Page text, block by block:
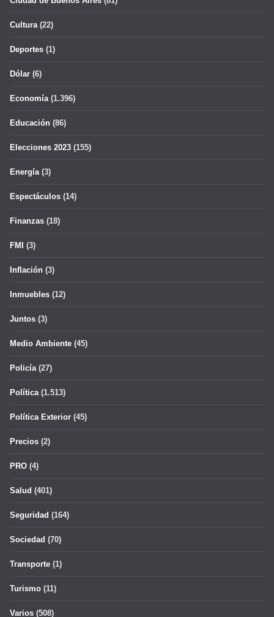
Cultura(22)
Deportes (1)
Dólar (6)
Economía(1.396)
Educación (86)
Elecciones 2023 (155)
Energía(3)
Espectáculos (14)
Finanzas (18)
FMI (3)
Inflación (3)
Inmuebles (12)
Juntos (3)
Medio Ambiente (45)
Policía(27)
Política(1.513)
Política Exterior (45)
Precios (2)
PRO (4)
Salud (401)
Seguridad (164)
Sociedad (70)
Transporte (1)
Turismo (11)
Varios (508)